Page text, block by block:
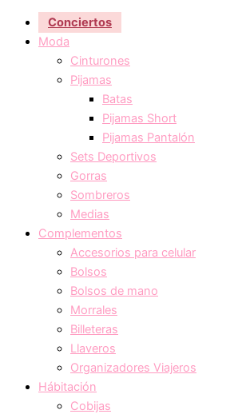
Conciertos
Moda
Cinturones
Pijamas
Batas
Pijamas Short
Pijamas Pantalón
Sets Deportivos
Gorras
Sombreros
Medias
Complementos
Accesorios para celular
Bolsos
Bolsos de mano
Morrales
Billeteras
Llaveros
Organizadores Viajeros
Hábitación
Cobijas